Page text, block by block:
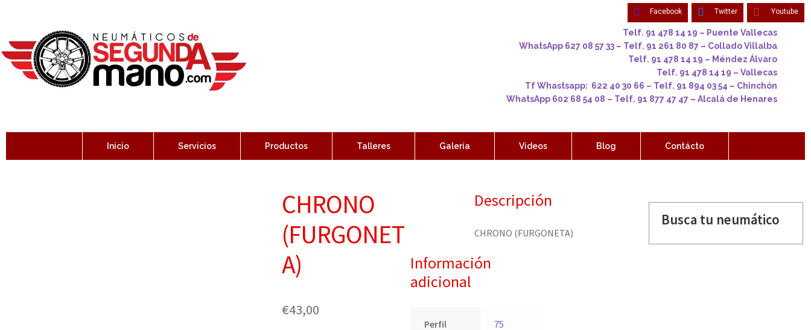
Facebook Twitter Youtube
Telf. 91 478 14 19 – Puente Vallecas
WhatsApp 627 08 57 33 – Telf. 91 261 80 87 – Collado Villalba
Telf. 91 478 14 19 – Méndez Álvaro
Telf. 91 478 14 19 – Vallecas
Tf Whastsapp: 622 40 30 66 – Telf. 91 894 03 54 – Chinchón
WhatsApp 602 68 54 08 – Telf. 91 877 47 47 – Alcalá de Henares
Inicio Servicios Productos Talleres Galería Videos Blog Contácto
CHRONO
(FURGONET
A)
€43,00
Descripción
CHRONO (FURGONETA)
Información
adicional
Perfil 75
Busca tu neumático